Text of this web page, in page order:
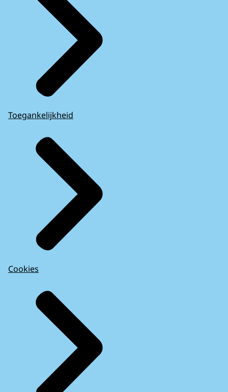
Toegankelijkheid
Cookies